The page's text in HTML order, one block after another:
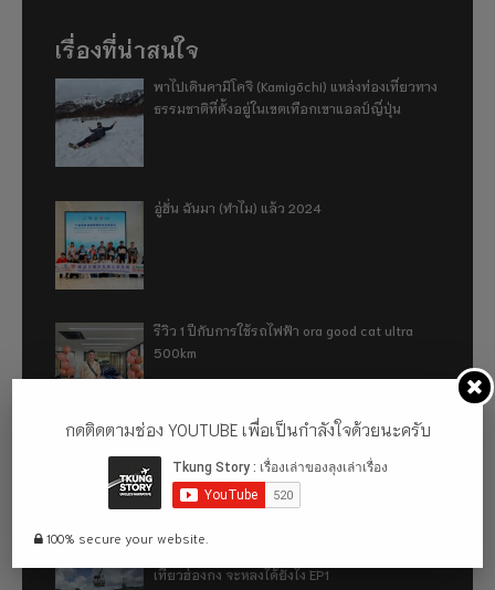
เรื่องที่น่าสนใจ
พาไปเดินคามิโคจิ (Kamigōchi) แหล่งท่องเที่ยวทาง
ธรรมชาติที่ตั้งอยู่ในเขตเทือกเขาแอลป์ญี่ปุ่น
อู่ฮั่น ฉันมา (ทำไม) แล้ว 2024
รีวิว 1 ปีกับการใช้รถไฟฟ้า ora good cat ultra
500km
เที่ยวฮ่องกง จะหลงได้ยังไง EP1
กดติดตามช่อง YOUTUBE เพื่อเป็นกำลังใจด้วยนะครับ
100% secure your website.